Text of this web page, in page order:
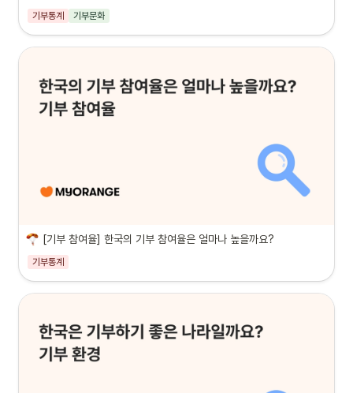
기부통계 기부문화
[기부 참여율] 한국의 기부 참여율은 얼마나 높을까요?
기부통계